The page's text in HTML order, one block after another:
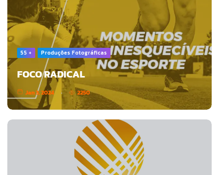
55 + Produções Fotográficas
FOCO RADICAL
Jan 3, 2024 2250